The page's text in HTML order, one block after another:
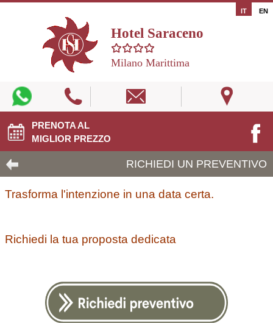
IT EN
Hotel Saraceno
Milano Marittima
PRENOTA AL
MIGLIOR PREZZO
RICHIEDI UN PREVENTIVO
Trasforma l'intenzione in una data certa.
Richiedi la tua proposta dedicata